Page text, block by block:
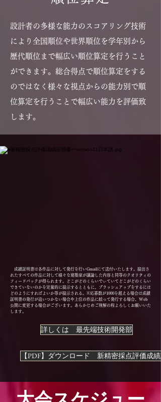
設計者の多様な能力のスコアリング技術
により全国順位や世界順位を学年別から
歴代順位まで幅広い順位算定を行うこと
ができます。総合得点で順位算定をする
のではなく様々な視点からの能力別で順
位算定を行うことで幅広い能力を評価致
します。
成績証明書は各作品に対して発行を行いGmailにて送付いたします。提出さ
れたすべての作品に対して様々な建築家が議論した内容と同等のクオリティの
フィードバックが得られます。どこがどのくらいでぃていてどこがどのくらい
できていないのかを定量的に提示するとともに、ブラッシュアップをするには
どのようにすればよいか等が提示される。 ※応募数が1000を超える場合は成績
証明書の発行が追いつかない場合や上位の作品に絞って発行する場合、Web
公開に変更する場合がございます。あらかじめご理解の程よろしくお願いいた
します。
詳しくは 最先端技術開発部
【PDF】ダウンロード 新精密採点評価成績